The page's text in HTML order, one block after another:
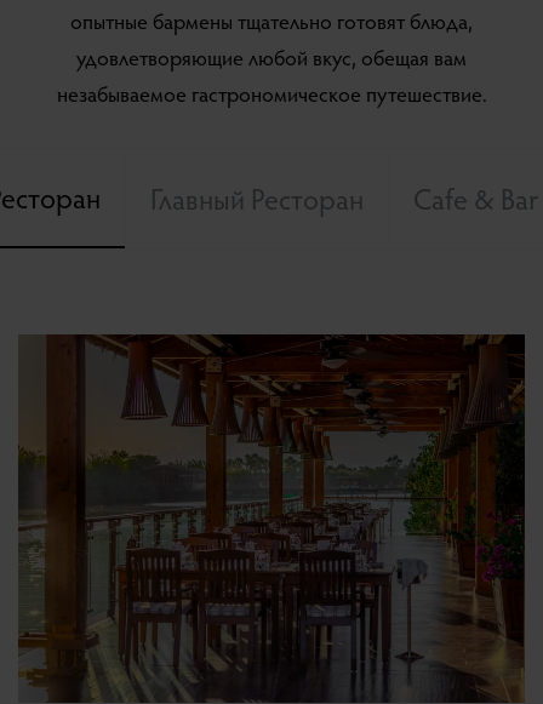
опытные бармены тщательно готовят блюда,
удовлетворяющие любой вкус, обещая вам
незабываемое гастрономическое путешествие.
Главный Ресторан Cafe & Bar